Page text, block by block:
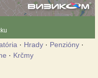
· Hrady· Penzióny·
· Krčmy